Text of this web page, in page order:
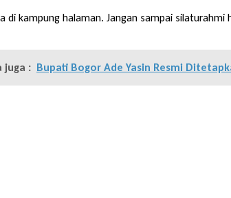
di kampung halaman. Jangan sampai
juga : Bupati Bogor Ade Yasin Resmi